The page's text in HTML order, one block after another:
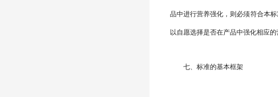
品中进行营养强化，则必须符合本
以自愿选择是否在产品中强化相应的
七、标准的基本框架